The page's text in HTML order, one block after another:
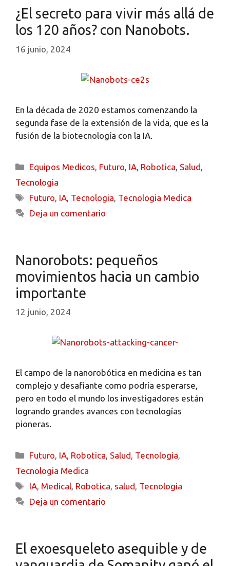
¿El secreto para vivir más allá de
los 120 años? con Nanobots.
16 junio, 2024
En la década de 2020 estamos comenzando la
segunda fase de la extensión de la vida, que es la
fusión de la biotecnología con la IA.
Equipos Medicos Futuro IA Robotica Salud
Tecnologia
Futuro IA Tecnologia Tecnologia Medica
Deja un comentario
Nanorobots: pequeños
movimientos hacia un cambio
importante
12 junio, 2024
El campo de la nanorobótica en medicina es tan
complejo y desafiante como podría esperarse,
pero en todo el mundo los investigadores están
logrando grandes avances con tecnologías
pioneras.
Futuro, IA, Robotica, Salud, Tecnologia,
Tecnologia Medica
IA, Medical, Robotica, salud, Tecnologia
Deja un comentario
El exoesqueleto asequible y de